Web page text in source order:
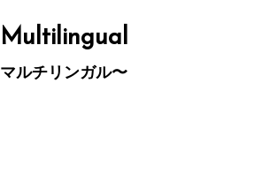
Multilingual
マルチリンガル〜